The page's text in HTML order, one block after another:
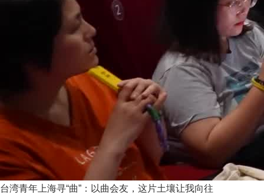
台湾青年上海寻“曲”：以曲会友，这片土壤让我向往